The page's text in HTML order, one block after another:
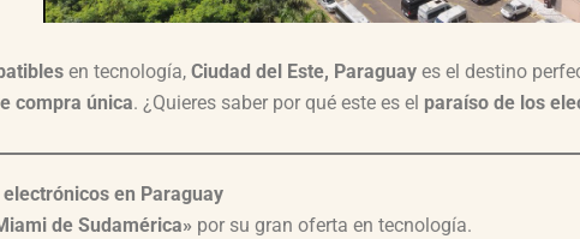
en tecnología, Ciudad del Este, Paraguay es el destino
compra única. ¿Quieres saber por qué este es el paraíso de los
en Paraguay
de Sudamérica» por su gran oferta en tecnología.